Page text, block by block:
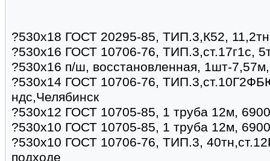
?530х18 ГОСТ 20295-85, ТИП.3,К52,
?530х16 ГОСТ 10706-76, ТИП.3,ст.17г1с,
?530х16 п/ш, восстановленная, 1шт-
?530х14 ГОСТ 10706-76,
ндс,Челябинск
?530х12 ГОСТ 10705-85, 1 труба 12м,
?530х10 ГОСТ 10705-85, 1 труба 12м,
?530х10 ГОСТ 10706-76, ТИП.3,
подходе